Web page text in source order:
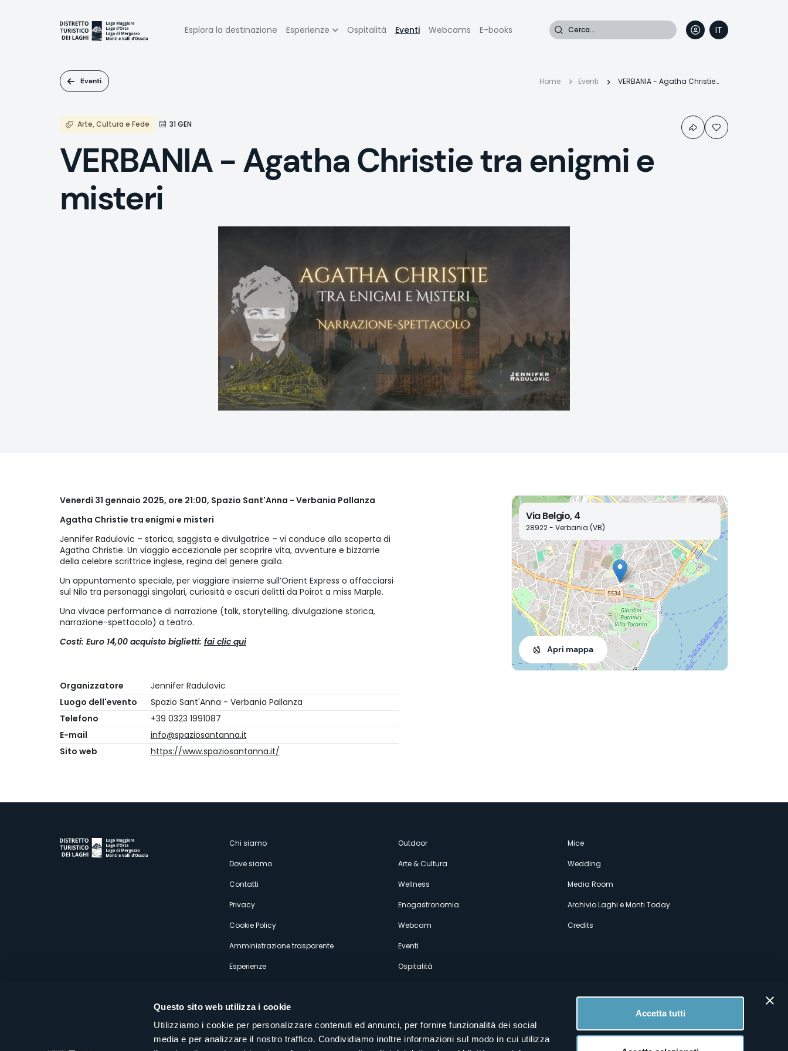
Questo sito web utilizza i cookie
Utilizziamo i cookie per personalizzare contenuti ed annunci, per fornire funzionalità dei social
media e per analizzare il nostro traffico. Condividiamo inoltre informazioni sul modo in cui utilizza
Accetta tutti
Navigazione
Esplora la destinazione Esperienze Ospitalità Eventi Webcams E-books Cerca
IT
EN
FR
DE
Eventi
Briciole
pane
Home Eventi VERBANIA - Agatha Christie tra enigmi e misteri
Arte, Cultura e Fede 31 GEN
VERBANIA - Agatha Christie tra enigmi e
misteri
Venerdì 31 gennaio 2025, ore 21:00, Spazio Sant'Anna - Verbania Pallanza
Agatha Christie tra enigmi e misteri
Jennifer Radulovic – storica, saggista e divulgatrice – vi conduce alla scoperta di
Agatha Christie. Un viaggio eccezionale per scoprire vita, avventure e bizzarrie
della celebre scrittrice inglese, regina del genere giallo.
Un appuntamento speciale, per viaggiare insieme sull’Orient Express o affacciarsi
sul Nilo tra personaggi singolari, curiosità e oscuri delitti da Poirot a miss Marple.
Una vivace performance di narrazione (talk, storytelling, divulgazione storica,
narrazione-spettacolo) a teatro.
Costi: Euro 14,00 acquisto biglietti: fai clic qui
Organizzatore
Jennifer Radulovic
Luogo dell'evento
Spazio Sant'Anna - Verbania Pallanza
Telefono
+39 0323 1991087
E-mail
info@spaziosantanna.it
Sito web
https://www.spaziosantanna.it/
Via Belgio, 4
28922 - Verbania (VB)
Apri mappa
Menù
secondario
Chi siamo
Dove siamo
Contatti
Privacy
Cookie Policy
Amministrazione trasparente
Esperienze
Outdoor
Arte & Cultura
Wellness
Enogastronomia
Webcam
Eventi
Ospitalità
Mice
Wedding
Media Room
Archivio Laghi e Monti Today
Credits
Distretto Turistico dei Laghi Scrl Seguici sui nostri canali social